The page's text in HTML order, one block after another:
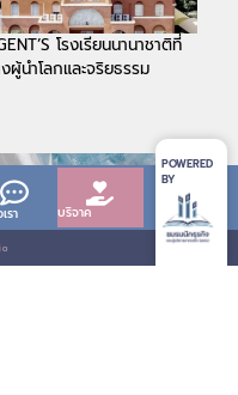
โรงเรียนนานาชาติที่
ผู้นำโลกและจริยธรรม
รา บริจาค
POWERED
BY